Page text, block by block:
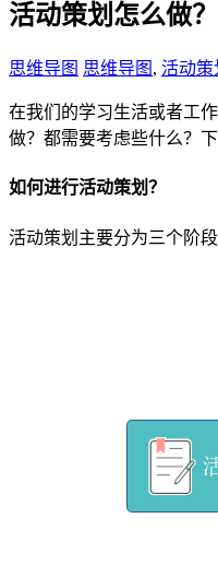
活动策划怎么做
思维导图 思维导图 , 活动策
在我们的学习生活或者工
做？都需要考虑些什么？
如何进行活动策划？
活动策划主要分为三个阶